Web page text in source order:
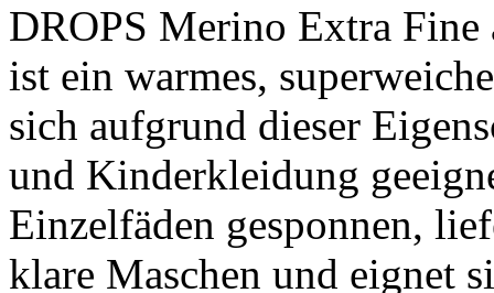
DROPS Merino Extra
ist ein warmes,
sich aufgrund dieser
und Kinderkleidung
Einzelfäden gesponnen,
klare Maschen und eignet